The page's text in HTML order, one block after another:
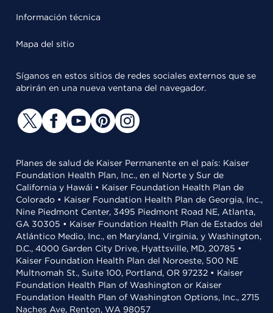
Información técnica
Mapa del sitio
Síganos en estos sitios de redes sociales externos que se
abrirán en una nueva ventana del navegador.
Planes de salud de Kaiser Permanente en el país: Kaiser
Foundation Health Plan, Inc., en el Norte y Sur de
California y Hawái • Kaiser Foundation Health Plan de
Colorado • Kaiser Foundation Health Plan de Georgia, Inc.,
Nine Piedmont Center, 3495 Piedmont Road NE, Atlanta,
GA 30305 • Kaiser Foundation Health Plan de Estados del
Atlántico Medio, Inc., en Maryland, Virginia, y Washington,
D.C., 4000 Garden City Drive, Hyattsville, MD, 20785 •
Kaiser Foundation Health Plan del Noroeste, 500 NE
Multnomah St., Suite 100, Portland, OR 97232 • Kaiser
Foundation Health Plan of Washington or Kaiser
Foundation Health Plan of Washington Options, Inc., 2715
Naches Ave, Renton, WA 98057